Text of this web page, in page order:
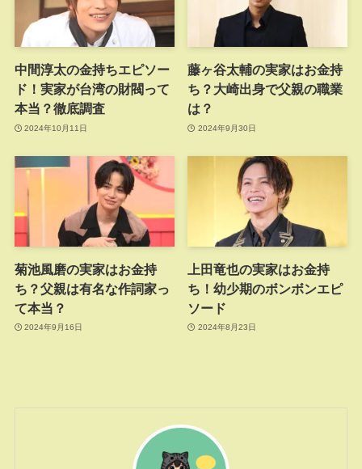
中間淳太の金持ちエピソー
ド！実家が台湾の財閥って
本当？徹底調査
2024年10月11日
藤ヶ谷太輔の実家はお金持
ち？大崎出身で父親の職業
は？
2024年9月30日
菊池風磨の実家はお金持
ち？父親は有名な作詞家っ
て本当？
2024年9月16日
上田竜也の実家はお金持
ち！幼少期のボンボンエピ
ソード
2024年8月23日